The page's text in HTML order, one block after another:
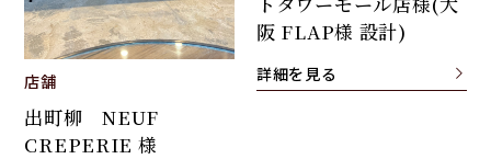
出町柳 NEUF
CREPERIE 様
店舗
阪 FLAP様 設計)
詳細を見る